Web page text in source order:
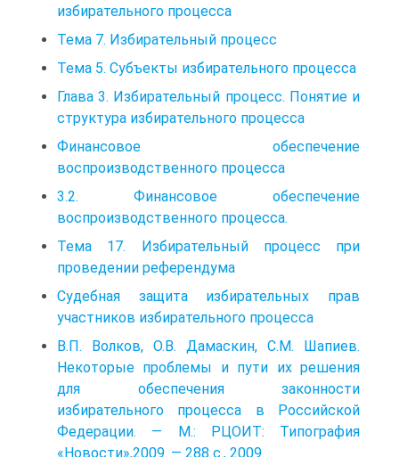
избирательного процесса
Тема 7. Избирательный процесс
Тема 5. Субъекты избирательного процесса
Глава 3. Избирательный процесс. Понятие и
структура избирательного процесса
Финансовое обеспечение
воспроизводственного процесса
3.2. Финансовое обеспечение
воспроизводственного процесса.
Тема 17. Избирательный процесс при
проведении референдума
Судебная защита избирательных прав
участников избирательного процесса
В.П. Волков, О.В. Дамаскин, С.М. Шапиев.
Некоторые проблемы и пути их решения
для обеспечения законности
избирательного процесса в Российской
Федерации. — М.: РЦОИТ: Типография
«Новости»,2009. — 288 с., 2009